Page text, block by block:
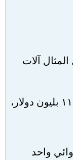
آلات
المستندات، فارتفعت قيمة الشرآة ١١ بليون دولار،
واحد